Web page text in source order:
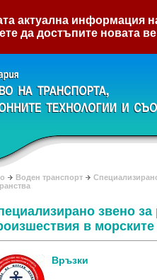
актуална информация
да достъпите новата
Воден транспорт
звено за
в морските
Връзки